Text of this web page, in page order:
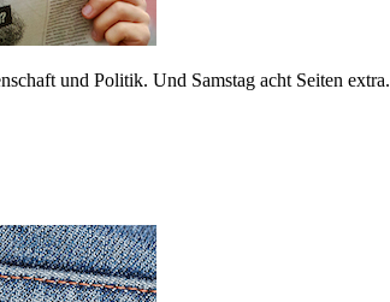
und Politik. Und Samstag acht Seiten extra.